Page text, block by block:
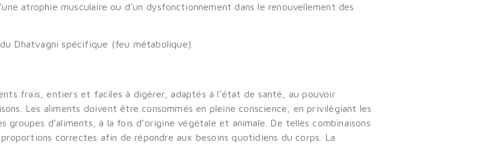
atrophie musculaire ou d’un dysfonctionnement dans le renouvellement des
Dhatvagni spécifique (feu métabolique).
frais, entiers et faciles à digérer, adaptés à l’état de santé, au pouvoir
Les aliments doivent être consommés en pleine conscience, en privilégiant les
d’aliments, à la fois d’origine végétale et animale. De telles combinaisons
correctes afin de répondre aux besoins quotidiens du corps. La